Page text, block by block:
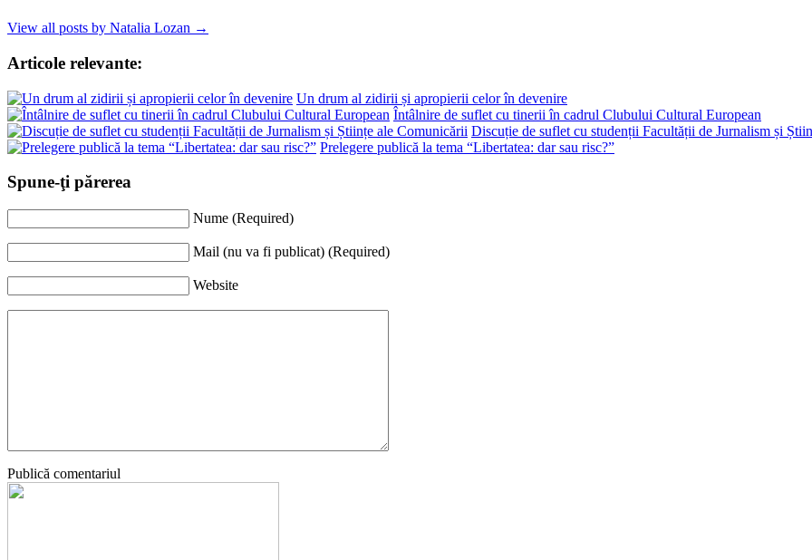
View all posts by Natalia Lozan →
Articole relevante:
Un drum al zidirii și apropierii celor în devenire
Întâlnire de suflet cu tinerii în cadrul Clubului Cultural European
Discuție de suflet cu studenții Facultății de Jurnalism și
Prelegere publică la tema “Libertatea: dar sau risc?”
Spune-ţi părerea
Nume (Required)
Mail (nu va fi publicat) (Required)
Website
Publică comentariul